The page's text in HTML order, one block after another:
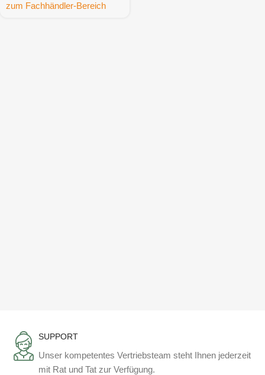
zum Fachhändler-Bereich
SUPPORT
Unser kompetentes Vertriebsteam steht Ihnen jederzeit
mit Rat und Tat zur Verfügung.